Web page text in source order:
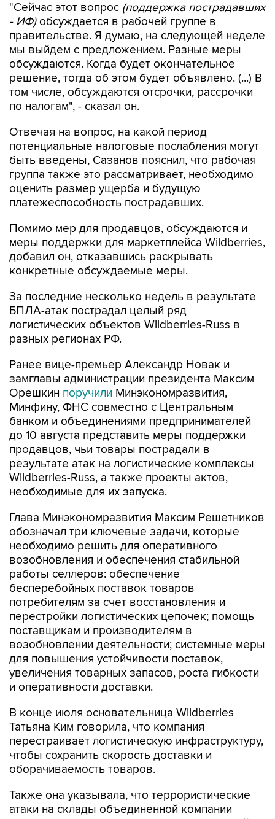
"Сейчас этот вопрос (поддержка пострадавших
- ИФ)обсуждается в рабочей группе в
правительстве. Я думаю, на следующей неделе
мы выйдем с предложением. Разные меры
обсуждаются. Когда будет окончательное
решение, тогда об этом будет объявлено. (...) В
том числе, обсуждаются отсрочки, рассрочки
по налогам", - сказал он.
Отвечая на вопрос, на какой период
потенциальные налоговые послабления могут
быть введены, Сазанов пояснил, что рабочая
группа также это рассматривает, необходимо
оценить размер ущерба и будущую
платежеспособность пострадавших.
Помимо мер для продавцов, обсуждаются и
меры поддержки для маркетплейса Wildberries,
добавил он, отказавшись раскрывать
конкретные обсуждаемые меры.
За последние несколько недель в результате
БПЛА-атак пострадал целый ряд
логистических объектов Wildberries-Russ в
разных регионах РФ.
Ранее вице-премьер Александр Новак и
замглавы администрации президента Максим
Орешкин поручили Минэкономразвития,
Минфину, ФНС совместно с Центральным
банком и объединениями предпринимателей
до 10 августа представить меры поддержки
продавцов, чьи товары пострадали в
результате атак на логистические комплексы
Wildberries-Russ, а также проекты актов,
необходимые для их запуска.
Глава Минэкономразвития Максим Решетников
обозначал три ключевые задачи, которые
необходимо решить для оперативного
возобновления и обеспечения стабильной
работы селлеров: обеспечение
бесперебойных поставок товаров
потребителям за счет восстановления и
перестройки логистических цепочек; помощь
поставщикам и производителям в
возобновлении деятельности; системные меры
для повышения устойчивости поставок,
увеличения товарных запасов, роста гибкости
и оперативности доставки.
В конце июля основательница Wildberries
Татьяна Ким говорила, что компания
перестраивает логистическую инфраструктуру,
чтобы сохранить скорость доставки и
оборачиваемость товаров.
Также она указывала, что террористические
атаки на склады объединенной компании